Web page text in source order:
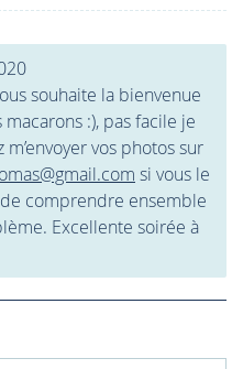
souhaite la bienvenue
:), pas facile je
vos photos sur
si vous le
comprendre ensemble
Excellente soirée à